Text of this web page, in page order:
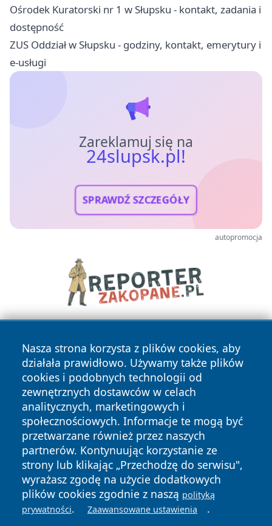
Ośrodek Kuratorski nr 1 w Słupsku - kontakt, zadania i
dostępność
ZUS Oddział w Słupsku - godziny, kontakt, emerytury i
e-usługi
Zareklamuj się na
24slupsk.pl!
SPRAWDŹ SZCZEGÓŁY
autopromocja
Nasza strona korzysta z plików cookies, aby
działała prawidłowo. Używamy także plików
cookies i podobnych technologii od
zewnętrznych dostawców w celach
analitycznych, marketingowych i
społecznościowych. Informacje te mogą być
przetwarzane również przez naszych
partnerów. Kontynuując korzystanie ze
strony lub klikając „Przechodzę do serwisu",
wyrażasz zgodę na użycie dodatkowych
plików cookies zgodnie z naszą polityką
prywatności. Zaawansowane ustawienia .
Copyright © 2026 24slupsk.pl Wszystkie prawa zastrzeżone.
News Autorzy
Polityka
Prywatności
Polityka
Cookies